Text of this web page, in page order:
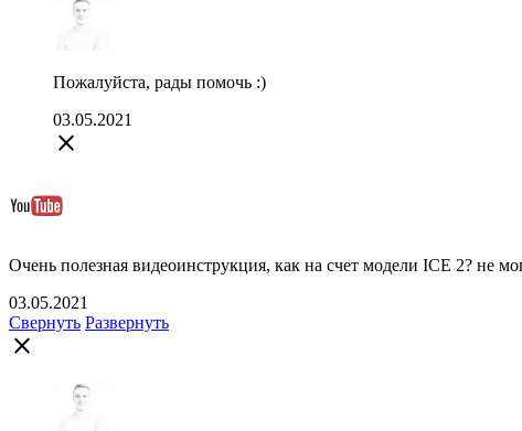
Пожалуйста, рады помочь :)
03.05.2021
close
Очень полезная видеоинструкция, как на счет модели ICE 2? не
03.05.2021
Свернуть Развернуть
close